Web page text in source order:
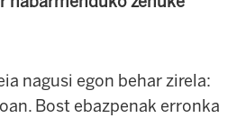
nagusi egon behar zirela:
Bost ebazpenak erronka